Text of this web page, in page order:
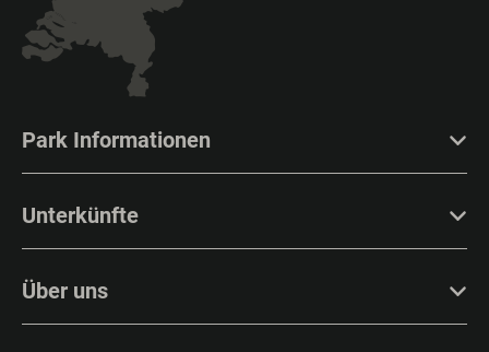
Park Informationen
Unterkünfte
Über uns